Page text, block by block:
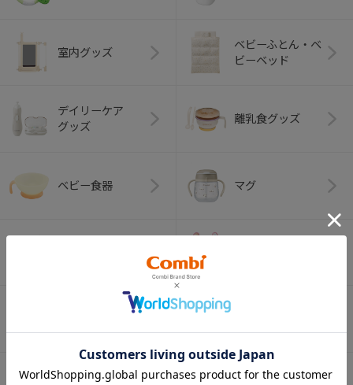
室内グッズ
ベビーふとん・ベ
ビーベッド
デイリーケア
グッズ
離乳食グッズ
ベビー食器 マグ
アウトドアグッズ